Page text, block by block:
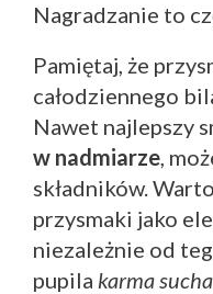
Nagradzanie to
Pamiętaj, że
całodziennego
Nawet najlepszy
w nadmiarze,
składników.
przysmaki jako
niezależnie od
pupila karma sucha